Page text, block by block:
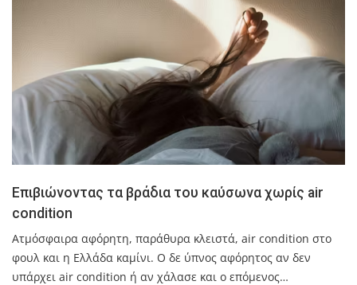
Επιβιώνοντας τα βράδια του καύσωνα χωρίς air
condition
Ατμόσφαιρα αφόρητη, παράθυρα κλειστά, air condition στο
φουλ και η Ελλάδα καμίνι. Ο δε ύπνος αφόρητος αν δεν
υπάρχει air condition ή αν χάλασε και ο επόμενος…